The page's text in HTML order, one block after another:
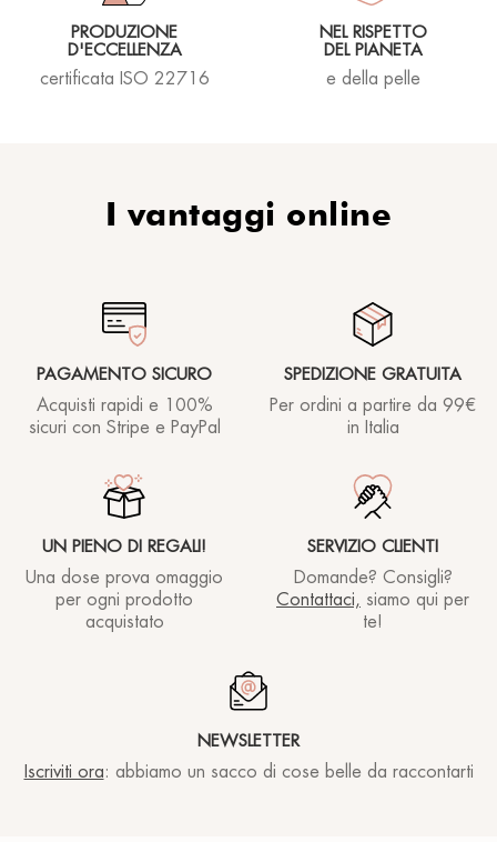
PRODUZIONE
D'ECCELLENZA
certificata ISO 22716
NEL RISPETTO
DEL PIANETA
e della pelle
I vantaggi online
PAGAMENTO SICURO
Acquisti rapidi e 100%
sicuri con Stripe e PayPal
SPEDIZIONE GRATUITA
Per ordini a partire da 99€
in Italia
UN PIENO DI REGALI!
Una dose prova omaggio
per ogni prodotto
acquistato
SERVIZIO CLIENTI
Domande? Consigli?
Contattaci, siamo qui per
te!
NEWSLETTER
Iscriviti ora: abbiamo un sacco di cose belle da raccontarti